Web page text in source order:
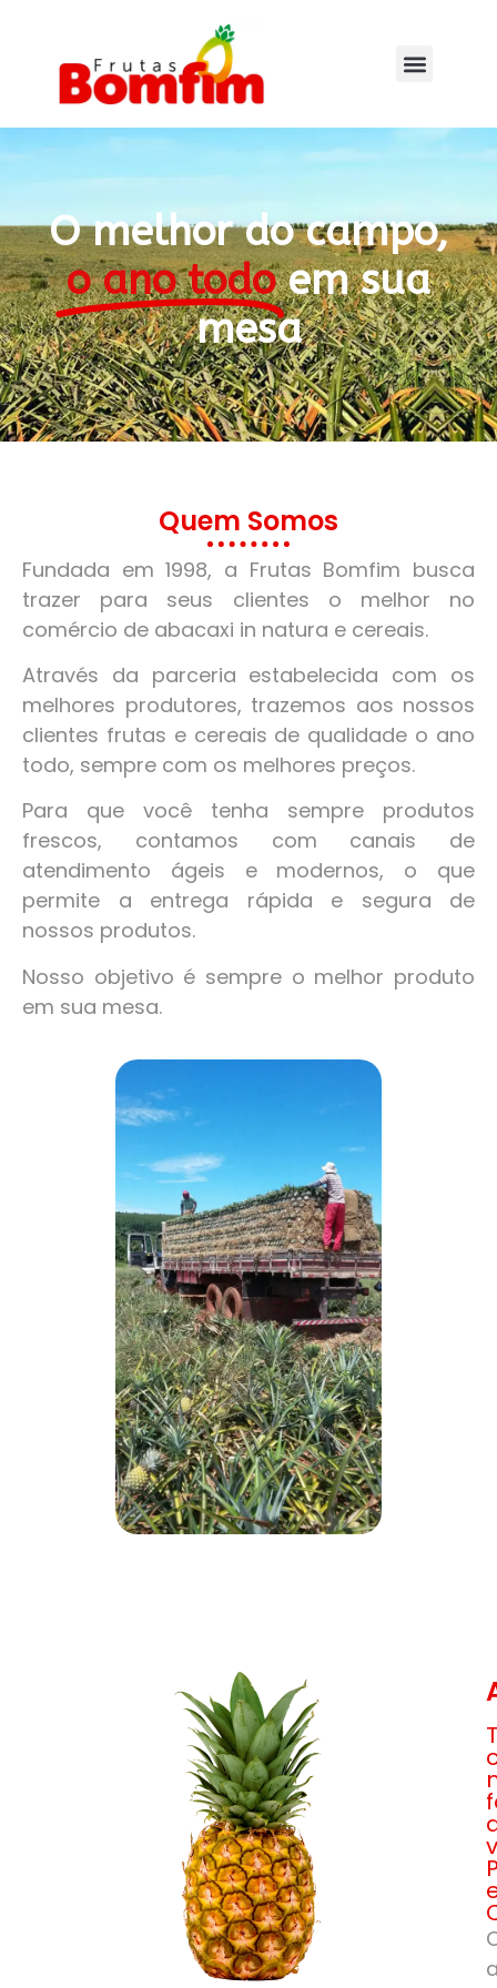
O melhor do campo,
o ano todo em sua
mesa
Quem Somos
Fundada em 1998, a Frutas Bomfim busca
trazer para seus clientes o melhor no
comércio de abacaxi in natura e cereais.
Através da parceria estabelecida com os
melhores produtores, trazemos aos nossos
clientes frutas e cereais de qualidade o ano
todo, sempre com os melhores preços.
Para que você tenha sempre produtos
frescos, contamos com canais de
atendimento ágeis e modernos, o que
permite a entrega rápida e segura de
nossos produtos.
Nosso objetivo é sempre o melhor produto
em sua mesa.